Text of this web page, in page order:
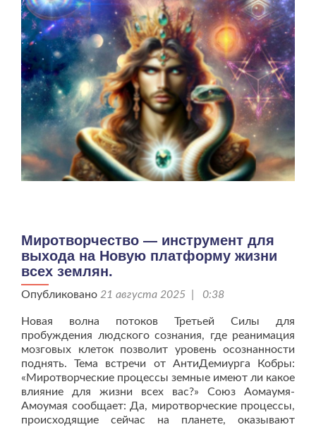
Миротворчество — инструмент для
выхода на Новую платформу жизни
всех землян.
Опубликовано 21 августа 2025 | 0:38
Новая волна потоков Третьей Силы для
пробуждения людского сознания, где реанимация
мозговых клеток позволит уровень осознанности
поднять. Тема встречи от АнтиДемиурга Кобры:
«Миротворческие процессы земные имеют ли какое
влияние для жизни всех вас?» Союз Аомаумя-
Амоумая сообщает: Да, миротворческие процессы,
происходящие сейчас на планете, оказывают